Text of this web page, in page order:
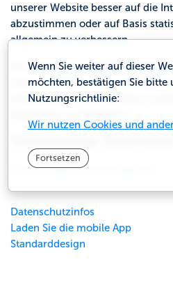
Wenn Sie weiter auf dieser
möchten, bestätigen Sie bitte
Nutzungsrichtlinie:
Wir nutzen Cookies und
Fortsetzen
unserer Website besser auf die
abzustimmen oder auf Basis
allgemein zu verbessern.
Des Weiteren setzen wir
unserer Website besser auf die
abzustimmen oder auf Basis
Unsere Datenschutzerklärung
Datenschutzinfos
Laden Sie die mobile App
Standarddesign